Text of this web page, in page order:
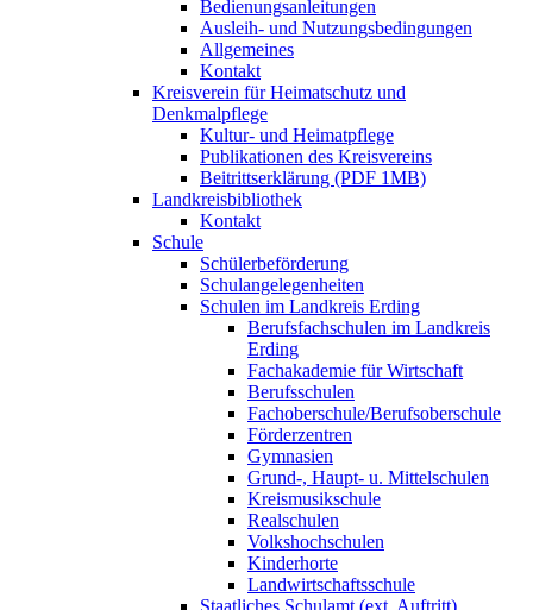
Bedienungsanleitungen
Ausleih- und Nutzungsbedingungen
Allgemeines
Kontakt
Kreisverein für Heimatschutz und
Denkmalpflege
Kultur- und Heimatpflege
Publikationen des Kreisvereins
Beitrittserklärung (PDF 1MB)
Landkreisbibliothek
Kontakt
Schule
Schülerbeförderung
Schulangelegenheiten
Schulen im Landkreis Erding
Berufsfachschulen im Landkreis
Erding
Fachakademie für Wirtschaft
Berufsschulen
Fachoberschule/Berufsoberschule
Förderzentren
Gymnasien
Grund-, Haupt- u. Mittelschulen
Kreismusikschule
Realschulen
Volkshochschulen
Kinderhorte
Landwirtschaftsschule
Staatliches Schulamt (ext. Auftritt)